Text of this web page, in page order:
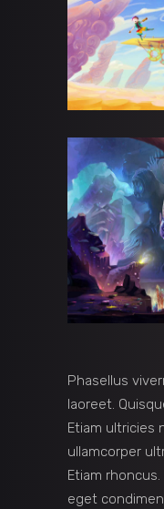
Phasellus
laoreet.
Etiam ultricies
ullamcorper
Etiam
eget